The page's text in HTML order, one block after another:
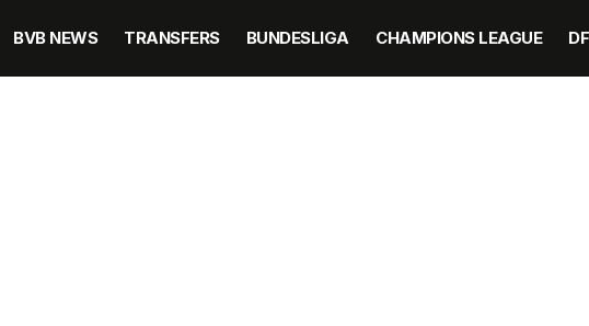
BVB NEWS TRANSFERS BUNDESLIGA CHAMPIONS LEAGUE